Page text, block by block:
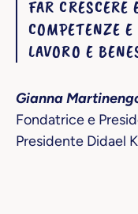
FAR
COMPETENZE
LAVORO E
Gianna
Fondatrice e
Presidente Didael